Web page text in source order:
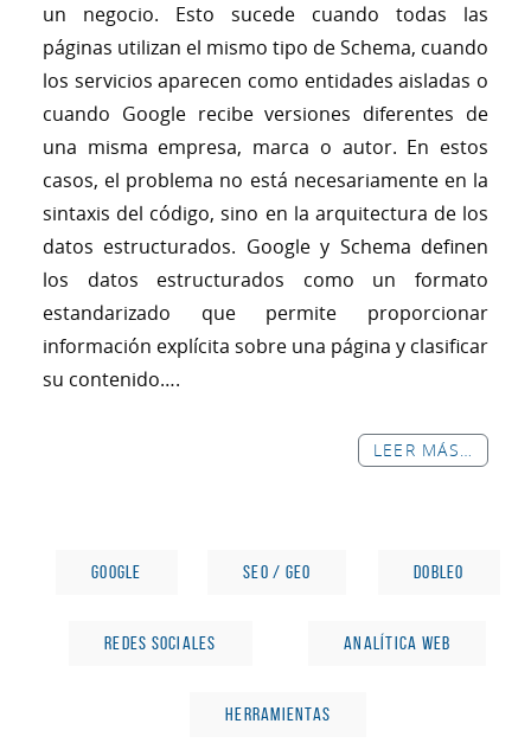
un negocio. Esto sucede cuando todas las
páginas utilizan el mismo tipo de Schema, cuando
los servicios aparecen como entidades aisladas o
cuando Google recibe versiones diferentes de
una misma empresa, marca o autor. En estos
casos, el problema no está necesariamente en la
sintaxis del código, sino en la arquitectura de los
datos estructurados. Google y Schema definen
los datos estructurados como un formato
estandarizado que permite proporcionar
información explícita sobre una página y clasificar
su contenido….
LEER MÁS…
GOOGLE SEO / GEO DOBLEO
REDES SOCIALES ANALÍTICA WEB
HERRAMIENTAS